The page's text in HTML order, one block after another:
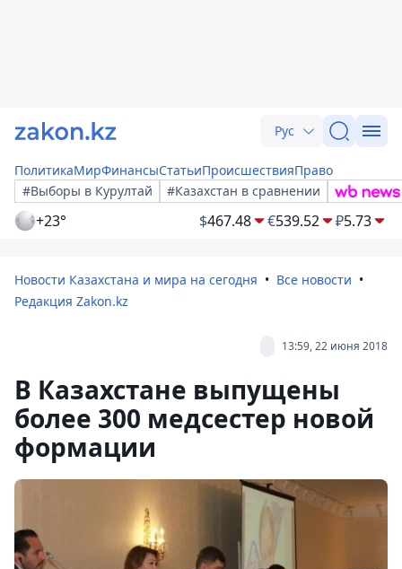
Рус
ПолитикаМирФинансыСтатьиПроисшествияПраво
#Выборы в Курултай
#Казахстан в сравнении
+23° $467.48 €539.52 ₽5.73
Новости Казахстана и мира на сегодня
Все новости
Редакция Zakon.kz
13:59, 22 июня 2018
В Казахстане выпущены
более 300 медсестер новой
формации